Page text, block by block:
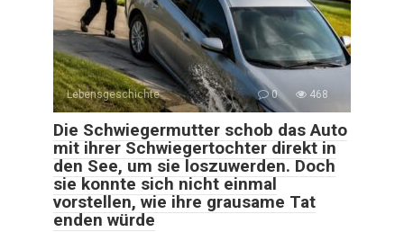
Lebensgeschichte 0 468
Die Schwiegermutter schob das Auto
mit ihrer Schwiegertochter direkt in
den See, um sie loszuwerden. Doch
sie konnte sich nicht einmal
vorstellen, wie ihre grausame Tat
enden würde